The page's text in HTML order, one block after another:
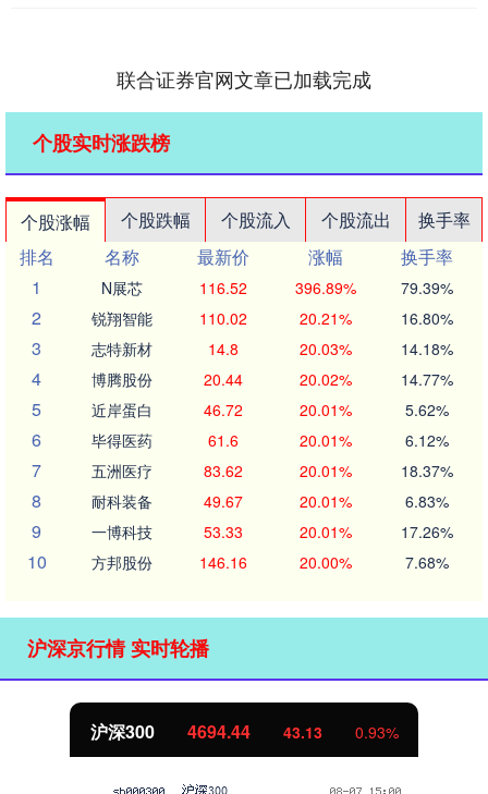
联合证券官网文章已加载完成
个股实时涨跌榜
个股涨幅 个股跌幅 个股流入 个股流出
换手率
排名
名称 最新价 涨幅
换手率
1
N展芯 116.52 396.89% 79.39%
2 锐翔智能 110.02 20.21% 16.80%
3 志特新材 14.8 20.03% 14.18%
4 博腾股份 20.44 20.02% 14.77%
5 近岸蛋白 46.72 20.01% 5.62%
6 毕得医药 61.6 20.01% 6.12%
7 五洲医疗 83.62 20.01% 18.37%
8 耐科装备 49.67 20.01% 6.83%
9 一博科技 53.33 20.01% 17.26%
10 方邦股份 146.16 20.00% 7.68%
沪深京行情 实时轮播
沪深300 4694.44 43.13 0.93%